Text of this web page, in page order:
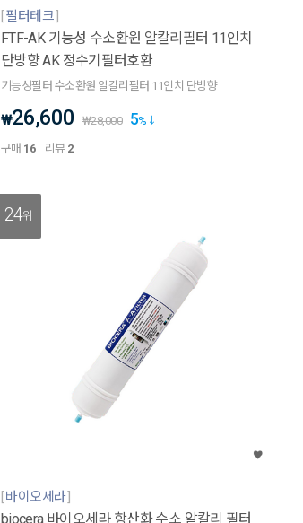
필터테크
FTF-AK 기능성 수소환원 알칼리필터 11인치
단방향 AK 정수기필터호환
기능성필터 수소환원 알칼리필터 11인치 단방향
₩26,600 ₩28,000 5%
구매 16 리뷰 2
24위
바이오세라
biocera 바이오세라 항산화 수소 알칼리 필터